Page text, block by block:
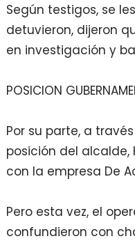
Según testigos, se
detuvieron, dijeron
en investigación y
POSICION
Por su parte, a
posición del
con la empresa De
Pero esta vez, el
confundieron con